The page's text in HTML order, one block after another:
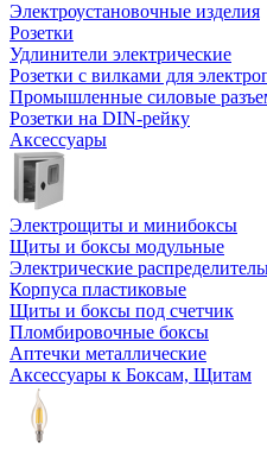
Электроустановочные изделия
Розетки
Удлинители электрические
Розетки с вилками для
Промышленные силовые
Розетки на DIN-рейку
Аксессуары
Электрощиты и минибоксы
Щиты и боксы модульные
Электрические
Корпуса пластиковые
Щиты и боксы под счетчик
Пломбировочные боксы
Аптечки металлические
Аксессуары к Боксам, Щитам